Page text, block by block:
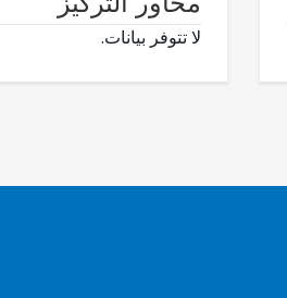
لا تتوفر بيانات.